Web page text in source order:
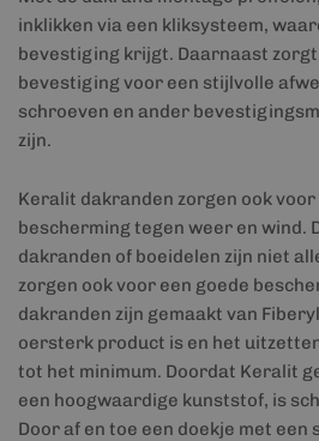
inklikken via een kliksysteem,
bevestiging krijgt. Daarnaast zorgt
bevestiging voor een stijlvolle
schroeven en ander
zijn.
Keralit dakranden zorgen ook voor
bescherming tegen weer en wind.
dakranden of boeidelen zijn niet
zorgen ook voor een goede
dakranden zijn gemaakt van
oersterk product is en het
tot het minimum. Doordat Keralit
een hoogwaardige kunststof, is
Door af en toe een doekje met een